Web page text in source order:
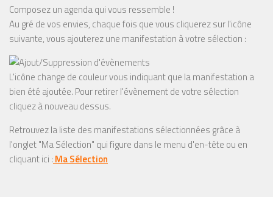
Composez un agenda qui vous ressemble !
Au gré de vos envies, chaque fois que vous cliquerez sur l'icône
suivante, vous ajouterez une manifestation à votre sélection :
L'icône change de couleur vous indiquant que la manifestation a
bien été ajoutée. Pour retirer l'évènement de votre sélection
cliquez à nouveau dessus.
Retrouvez la liste des manifestations sélectionnées grâce à
l'onglet "Ma Sélection" qui figure dans le menu d'en-tête ou en
cliquant ici : Ma Sélection